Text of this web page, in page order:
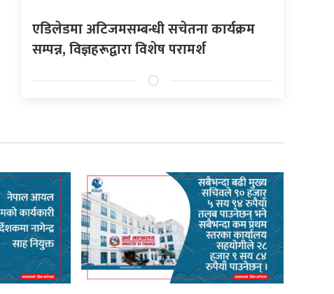
एडिलेडमा अटिजमसम्बन्धी सचेतना कार्यक्रम
सम्पन्न, विज्ञहरूद्वारा विशेष परामर्श